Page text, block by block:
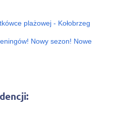
plażowej - Kołobrzeg
Nowy sezon! Nowe